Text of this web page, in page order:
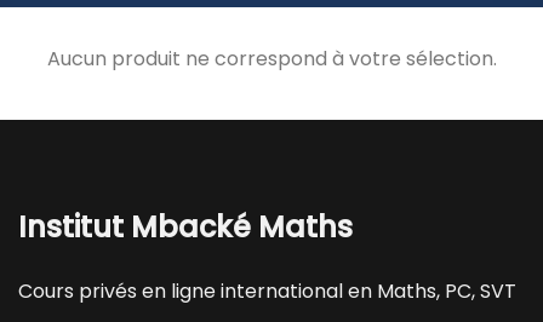
Aucun produit ne correspond à votre sélection.
Institut Mbacké Maths
Cours privés en ligne international en Maths, PC, SVT